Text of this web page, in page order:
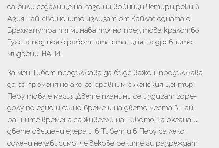
са били седалище на пазещи войници.Четири реки в
Азия най-свещените излизат от Кайлас,едната е
Брахмапутра тя минава точно през това кралство
Гуге ,а под нея е работната станция на древните
мъдреци-НАГИ.
За мен Тибет продължава да бъде важен ,продължава
да се променя,но ако го сравним с женския център
Перу това е магия.Двете планини се издигат горе-
долу по едно и също време и на двете места в най-
ранните времена са живеели на нивото на океана и
двете свещени езера и в Тибет и в Перу са леко
солени,независимо ,че векове реките ги разреждат